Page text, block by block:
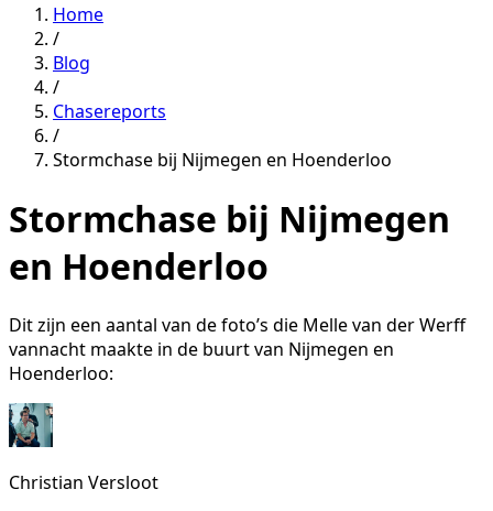
Home
/
Blog
/
Chasereports
/
Stormchase bij Nijmegen en Hoenderloo
Stormchase bij Nijmegen
en Hoenderloo
Dit zijn een aantal van de foto’s die Melle van der Werff
vannacht maakte in de buurt van Nijmegen en
Hoenderloo:
Christian Versloot